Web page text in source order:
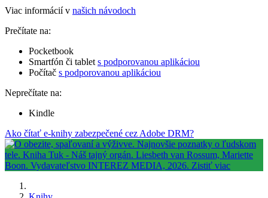
Viac informácií v našich návodoch
Prečítate na:
Pocketbook
Smartfón či tablet s podporovanou aplikáciou
Počítač s podporovanou aplikáciou
Neprečítate na:
Kindle
Ako čítať e-knihy zabezpečené cez Adobe DRM?